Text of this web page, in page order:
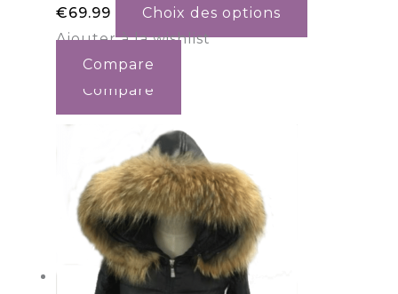
€69.99
Choix des options
Ajouter à la wishlist
Compare
Compare